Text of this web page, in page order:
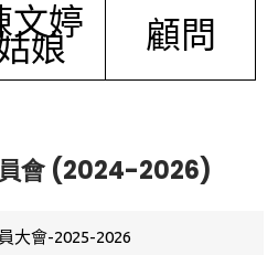
文婷
娘 顧問
會 (2024-2026)
大會-2025-2026